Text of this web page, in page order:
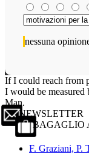
nessuna
If I could reach from
I would be measured
Man.
NEWSLETTER
BAGAGLIO
F. Graziani, P.